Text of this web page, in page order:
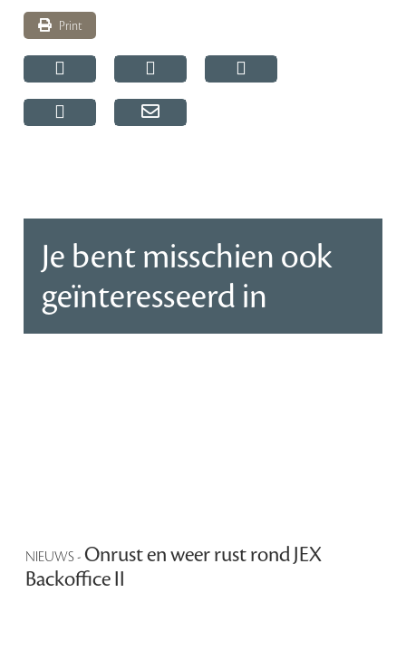
Print
Je bent misschien ook
geïnteresseerd in
NIEUWS -Onrust en weer rust rond JEX
Backoffice II